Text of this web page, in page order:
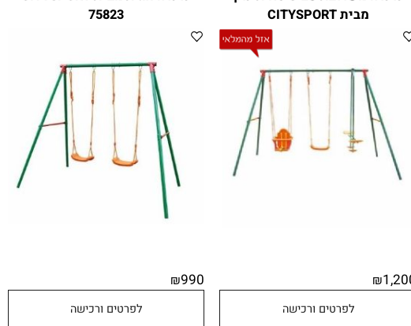
נדנדה משולבת עם כיסא תינוק
מבית CITYSPORT
75823